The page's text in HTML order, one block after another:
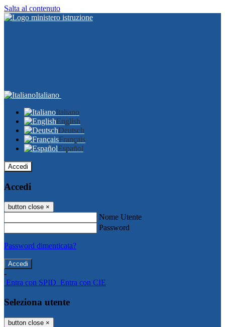
Salta al contenuto
Italiano
Italiano
English
Deutsch
Français
Español
Accedi
Accedi
button close ×
Nome Utente
Password
Password dimenticata?
-
Entra con SPID Entra con CIE
Seleziona utente
button close ×